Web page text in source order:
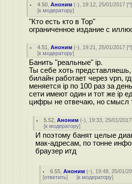
4.50 ,Аноним (-), 19:12, 25/01/2017 [^
[к модератору]
"Кто есть кто в Тор"
ограниченное издание с
4.51 ,Аноним (-), 19:21, 25/01/2017 [^
[к модератору]
Банить "реальные" ip.
Ты себе хоть
билайн работает через vpn,
меняется ip по 100 раз за
сети имеют один и тот же ip
цифры не отвечаю, но смысл
5.52 ,Аноним (-), 19:33, 25/01/
[к модератору]
И поэтому банят целые
мак-адресам, по тонне
браузер итд
6.55 ,Аноним (-), 19:48, 25/01/
[ответить] [к модератору]